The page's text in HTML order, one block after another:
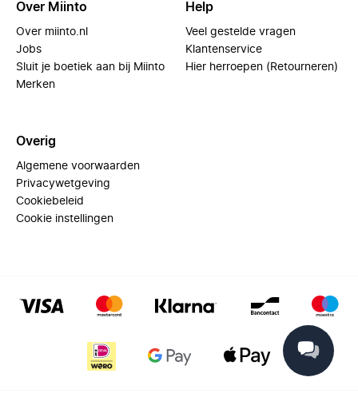
Over Miinto
Over miinto.nl
Jobs
Sluit je boetiek aan bij Miinto
Merken
Help
Veel gestelde vragen
Klantenservice
Hier herroepen (Retourneren)
Overig
Algemene voorwaarden
Privacywetgeving
Cookiebeleid
Cookie instellingen